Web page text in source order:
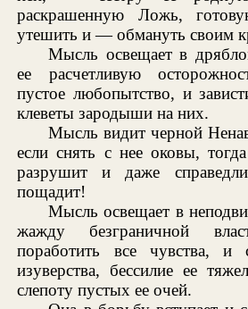
раскрашенную Ложь,
утешить и — обмануть своим
Мысль освещает в
ее расчетливую
пустое любопытство, и
клеветы зародыши на них.
Мысль видит черной
если снять с нее оковы,
разрушит и даже
пощадит!
Мысль освещает в
жажду безграничной
поработить все чувства, и
изуверства, бессилие ее
слепоту пустых ее очей.